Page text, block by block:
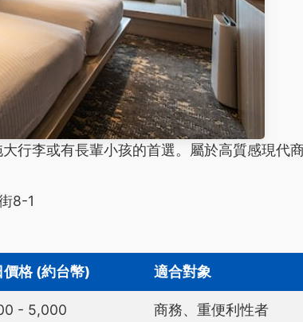
行李或有長輩小孩的首選。屬於高質感現代
8-1
價格 (約台幣) 適合對象
- 5,000 商務、重便利性者